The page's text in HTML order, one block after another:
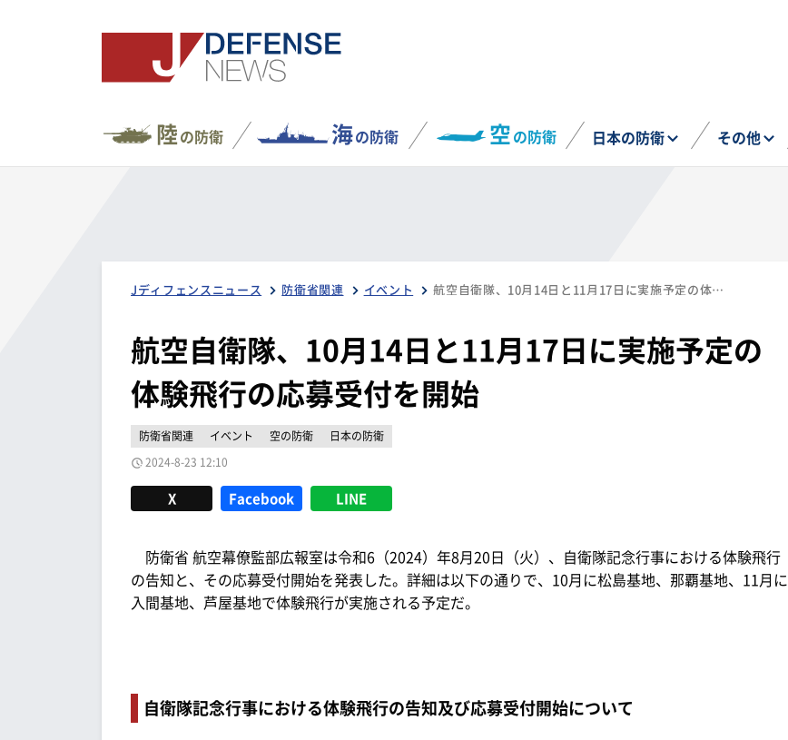
陸の防衛 海の防衛 空の防衛 日本の防衛 その他
Jディフェンスニュース 防衛省関連 イベント 航空自衛隊、10月14日と11月17日に実施予定の体験飛行の応募受付を開始
航空自衛隊、10月14日と11月17日に実施予定の
体験飛行の応募受付を開始
防衛省関連 イベント 空の防衛
日本の防衛
2024-8-23 12:10
X Facebook LINE
防衛省 航空幕僚監部広報室は令和6（2024）年8月20日（火）、自衛隊記念行事における体験飛行
の告知と、その応募受付開始を発表した。詳細は以下の通りで、10月に松島基地、那覇基地、11月に
入間基地、芦屋基地で体験飛行が実施される予定だ。
自衛隊記念行事における体験飛行の告知及び応募受付開始について